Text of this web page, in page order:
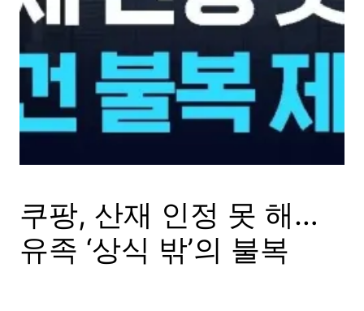
쿠팡, 산재 인정 못 해…
유족 ‘상식 밖’의 불복